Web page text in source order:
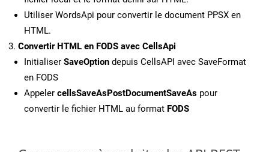
Utiliser WordsApi pour convertir le document PPSX en
HTML.
Convertir HTML en FODS avec CellsApi
Initialiser SaveOption depuis CellsAPI avec SaveFormat
en FODS
Appeler cellsSaveAsPostDocumentSaveAs pour
convertir le fichier HTML au format FODS